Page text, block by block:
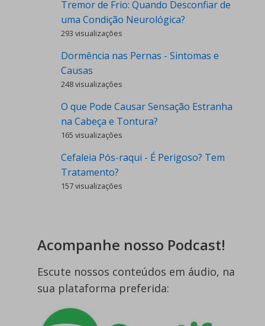
Tremor de Frio: Quando Desconfiar de
uma Condição Neurológica?
293 visualizações
Dormência nas Pernas - Sintomas e
Causas
248 visualizações
O que Pode Causar Sensação Estranha
na Cabeça e Tontura?
165 visualizações
Cefaleia Pós-raqui - É Perigoso? Tem
Tratamento?
157 visualizações
Acompanhe nosso Podcast!
Escute nossos conteúdos em áudio, na
sua plataforma preferida: